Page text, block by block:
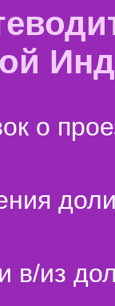
о
в/из